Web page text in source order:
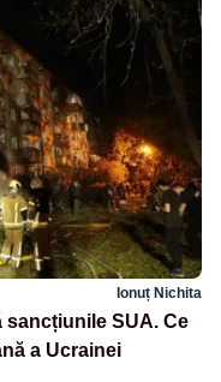
Ionuț Nichita
SUA. Ce
a Ucrainei